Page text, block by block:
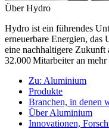
Über Hydro
Hydro ist ein führendes
erneuerbare Energien, das
eine nachhaltigere Zukunft
32.000 Mitarbeiter an
Zu: Aluminium
Produkte
Branchen, in denen
Über Aluminium
Innovationen,